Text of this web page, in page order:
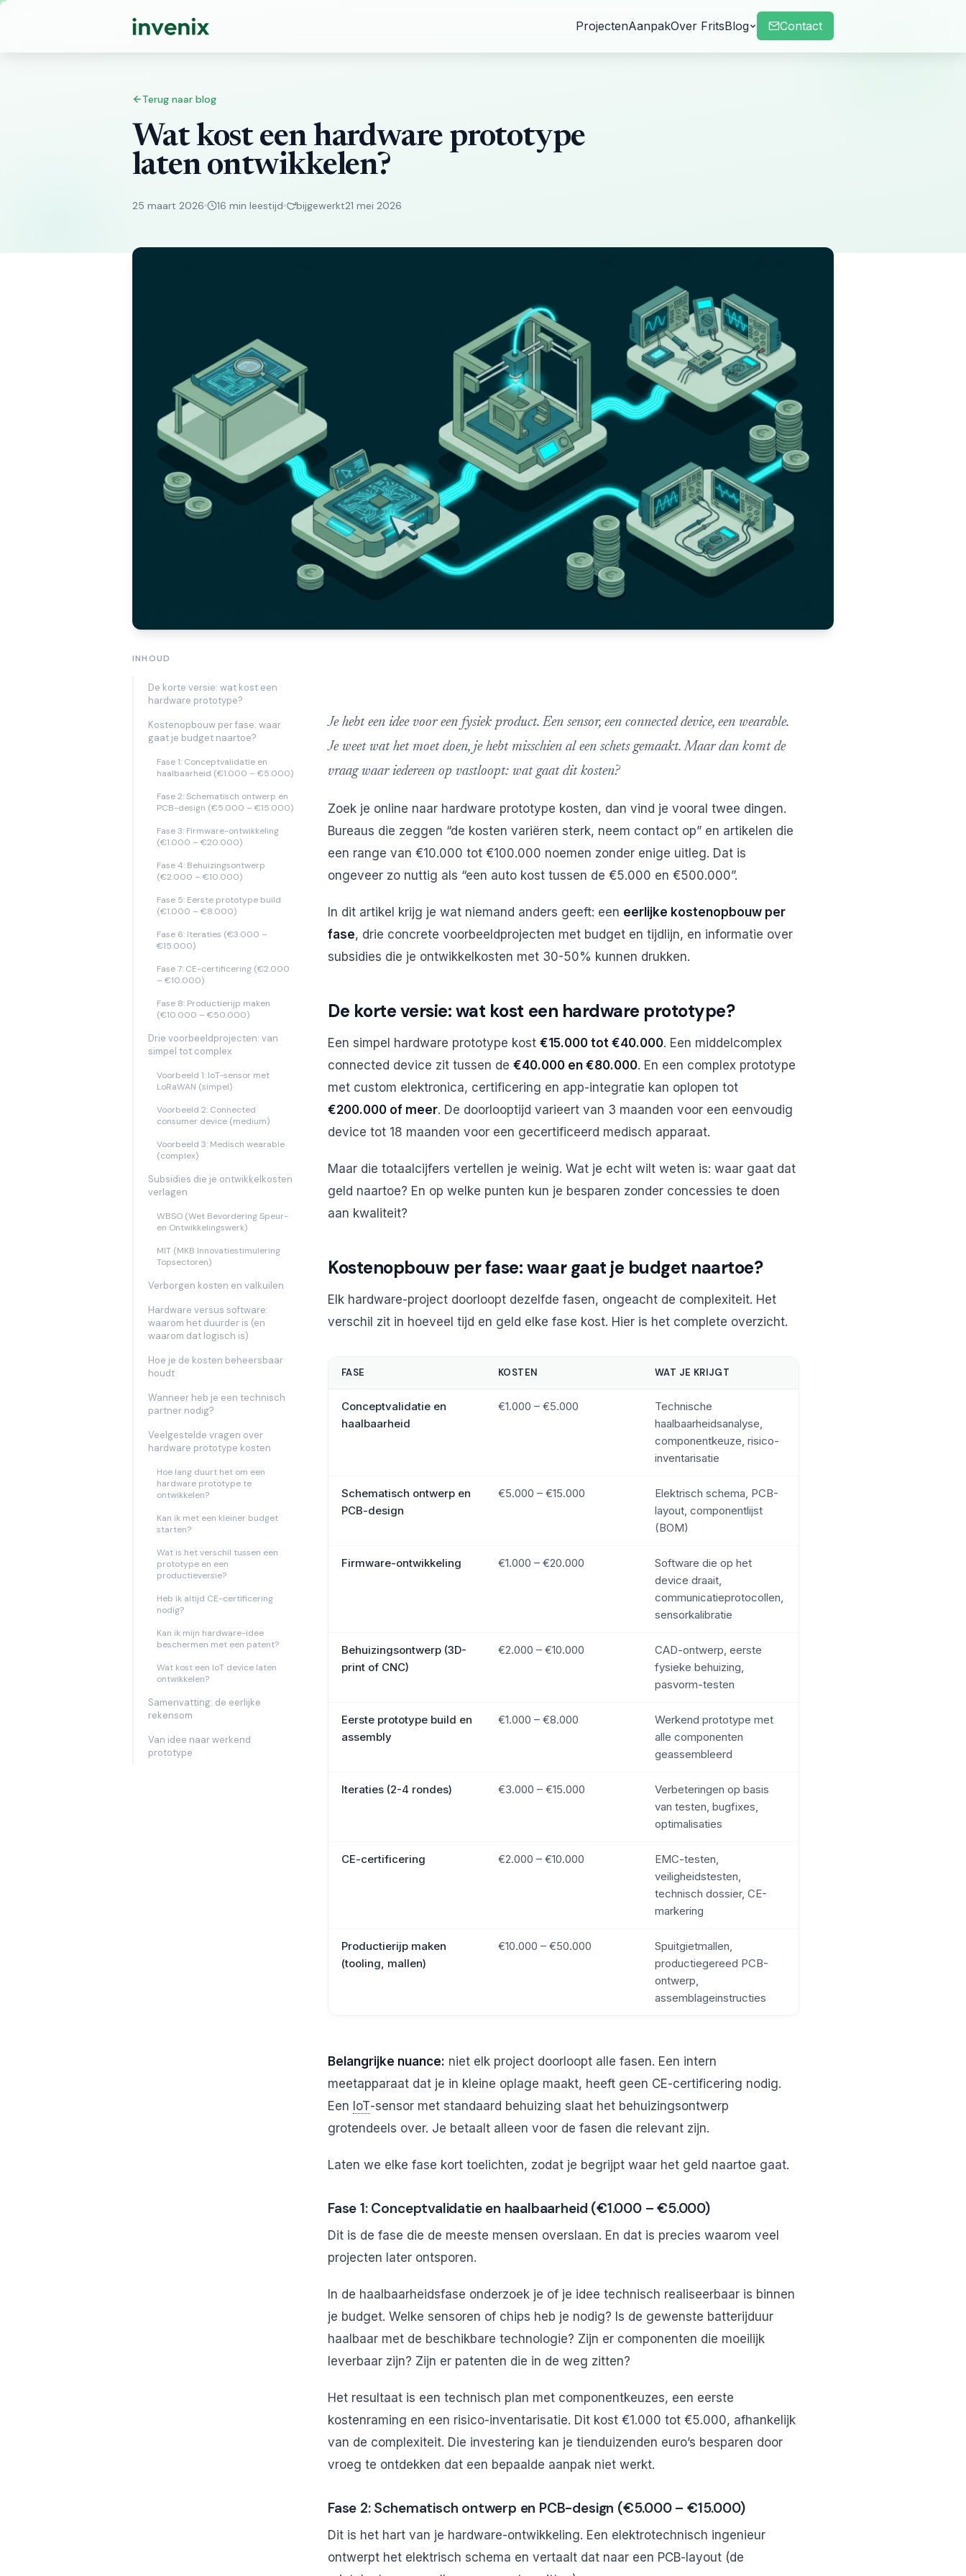
ProjectenAanpakOver FritsBlog Contact
Terug naar blog
Wat kost een hardware prototype
laten ontwikkelen?
25 maart 2026 16 min leestijd bijgewerkt21 mei 2026
INHOUD
De korte versie: wat kost een
hardware prototype?
Kostenopbouw per fase: waar
gaat je budget naartoe?
Fase 1: Conceptvalidatie en
haalbaarheid (€1.000 – €5.000)
Fase 2: Schematisch ontwerp en
PCB-design (€5.000 – €15.000)
Fase 3: Firmware-ontwikkeling
(€1.000 – €20.000)
Fase 4: Behuizingsontwerp
(€2.000 – €10.000)
Fase 5: Eerste prototype build
(€1.000 – €8.000)
Fase 6: Iteraties (€3.000 –
€15.000)
Fase 7: CE-certificering (€2.000
– €10.000)
Fase 8: Productierijp maken
(€10.000 – €50.000)
Drie voorbeeldprojecten: van
simpel tot complex
Voorbeeld 1: IoT-sensor met
LoRaWAN (simpel)
Voorbeeld 2: Connected
consumer device (medium)
Voorbeeld 3: Medisch wearable
(complex)
Subsidies die je ontwikkelkosten
verlagen
WBSO (Wet Bevordering Speur-
en Ontwikkelingswerk)
MIT (MKB Innovatiestimulering
Topsectoren)
Verborgen kosten en valkuilen
Hardware versus software:
waarom het duurder is (en
waarom dat logisch is)
Hoe je de kosten beheersbaar
houdt
Wanneer heb je een technisch
partner nodig?
Veelgestelde vragen over
hardware prototype kosten
Hoe lang duurt het om een
hardware prototype te
ontwikkelen?
Kan ik met een kleiner budget
starten?
Wat is het verschil tussen een
prototype en een
productieversie?
Heb ik altijd CE-certificering
nodig?
Kan ik mijn hardware-idee
beschermen met een patent?
Wat kost een IoT device laten
ontwikkelen?
Samenvatting: de eerlijke
rekensom
Van idee naar werkend
prototype
Je hebt een idee voor een fysiek product. Een sensor, een connected device, een wearable.
Je weet wat het moet doen, je hebt misschien al een schets gemaakt. Maar dan komt de
vraag waar iedereen op vastloopt: wat gaat dit kosten?
Zoek je online naar hardware prototype kosten, dan vind je vooral twee dingen.
Bureaus die zeggen “de kosten variëren sterk, neem contact op” en artikelen die
een range van €10.000 tot €100.000 noemen zonder enige uitleg. Dat is
ongeveer zo nuttig als “een auto kost tussen de €5.000 en €500.000”.
In dit artikel krijg je wat niemand anders geeft: een eerlijke kostenopbouw per
fase, drie concrete voorbeeldprojecten met budget en tijdlijn, en informatie over
subsidies die je ontwikkelkosten met 30-50% kunnen drukken.
De korte versie: wat kost een hardware prototype?
Een simpel hardware prototype kost €15.000 tot €40.000. Een middelcomplex
connected device zit tussen de €40.000 en €80.000. En een complex prototype
met custom elektronica, certificering en app-integratie kan oplopen tot
€200.000 of meer. De doorlooptijd varieert van 3 maanden voor een eenvoudig
device tot 18 maanden voor een gecertificeerd medisch apparaat.
Maar die totaalcijfers vertellen je weinig. Wat je echt wilt weten is: waar gaat dat
geld naartoe? En op welke punten kun je besparen zonder concessies te doen
aan kwaliteit?
Kostenopbouw per fase: waar gaat je budget naartoe?
Elk hardware-project doorloopt dezelfde fasen, ongeacht de complexiteit. Het
verschil zit in hoeveel tijd en geld elke fase kost. Hier is het complete overzicht.
FASE KOSTEN WAT JE KRIJGT
Conceptvalidatie en
haalbaarheid
€1.000 – €5.000
Technische
haalbaarheidsanalyse,
componentkeuze, risico-
inventarisatie
Schematisch ontwerp en
PCB-design
€5.000 – €15.000
Elektrisch schema, PCB-
layout, componentlijst
(BOM)
Firmware-ontwikkeling €1.000 – €20.000
Software die op het
device draait,
communicatieprotocollen,
sensorkalibratie
Behuizingsontwerp (3D-
print of CNC)
€2.000 – €10.000
CAD-ontwerp, eerste
fysieke behuizing,
pasvorm-testen
Eerste prototype build en
assembly
€1.000 – €8.000
Werkend prototype met
alle componenten
geassembleerd
Iteraties (2-4 rondes) €3.000 – €15.000
Verbeteringen op basis
van testen, bugfixes,
optimalisaties
CE-certificering €2.000 – €10.000
EMC-testen,
veiligheidstesten,
technisch dossier, CE-
markering
Productierijp maken
(tooling, mallen)
€10.000 – €50.000
Spuitgietmallen,
productiegereed PCB-
ontwerp,
assemblageinstructies
Belangrijke nuance: niet elk project doorloopt alle fasen. Een intern
meetapparaat dat je in kleine oplage maakt, heeft geen CE-certificering nodig.
Een IoT-sensor met standaard behuizing slaat het behuizingsontwerp
grotendeels over. Je betaalt alleen voor de fasen die relevant zijn.
Laten we elke fase kort toelichten, zodat je begrijpt waar het geld naartoe gaat.
Fase 1: Conceptvalidatie en haalbaarheid (€1.000 – €5.000)
Dit is de fase die de meeste mensen overslaan. En dat is precies waarom veel
projecten later ontsporen.
In de haalbaarheidsfase onderzoek je of je idee technisch realiseerbaar is binnen
je budget. Welke sensoren of chips heb je nodig? Is de gewenste batterijduur
haalbaar met de beschikbare technologie? Zijn er componenten die moeilijk
leverbaar zijn? Zijn er patenten die in de weg zitten?
Het resultaat is een technisch plan met componentkeuzes, een eerste
kostenraming en een risico-inventarisatie. Dit kost €1.000 tot €5.000, afhankelijk
van de complexiteit. Die investering kan je tienduizenden euro’s besparen door
vroeg te ontdekken dat een bepaalde aanpak niet werkt.
Fase 2: Schematisch ontwerp en PCB-design (€5.000 – €15.000)
Dit is het hart van je hardware-ontwikkeling. Een elektrotechnisch ingenieur
ontwerpt het elektrisch schema en vertaalt dat naar een PCB-layout (de